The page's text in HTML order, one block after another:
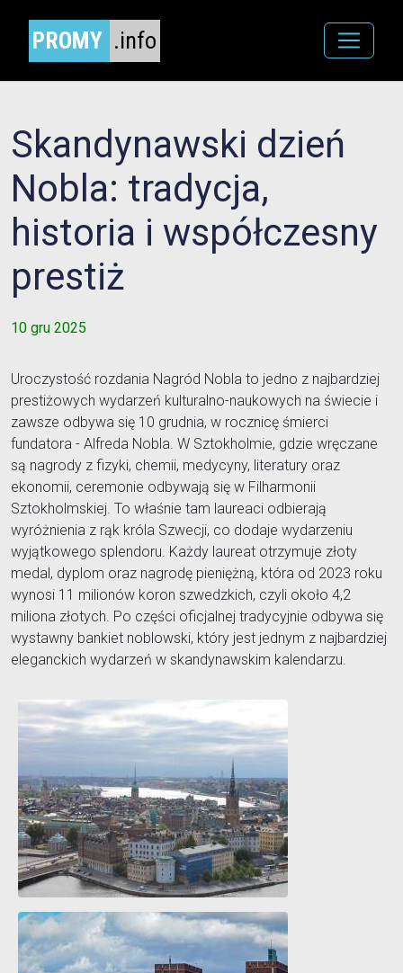
PROMY .info
Skandynawski dzień
Nobla: tradycja,
historia i współczesny
prestiż
10 gru 2025
Uroczystość rozdania Nagród Nobla to jedno z najbardziej
prestiżowych wydarzeń kulturalno-naukowych na świecie i
zawsze odbywa się 10 grudnia, w rocznicę śmierci
fundatora - Alfreda Nobla. W Sztokholmie, gdzie wręczane
są nagrody z fizyki, chemii, medycyny, literatury oraz
ekonomii, ceremonie odbywają się w Filharmonii
Sztokholmskiej. To właśnie tam laureaci odbierają
wyróżnienia z rąk króla Szwecji, co dodaje wydarzeniu
wyjątkowego splendoru. Każdy laureat otrzymuje złoty
medal, dyplom oraz nagrodę pieniężną, która od 2023 roku
wynosi 11 milionów koron szwedzkich, czyli około 4,2
miliona złotych. Po części oficjalnej tradycyjnie odbywa się
wystawny bankiet noblowski, który jest jednym z najbardziej
eleganckich wydarzeń w skandynawskim kalendarzu.